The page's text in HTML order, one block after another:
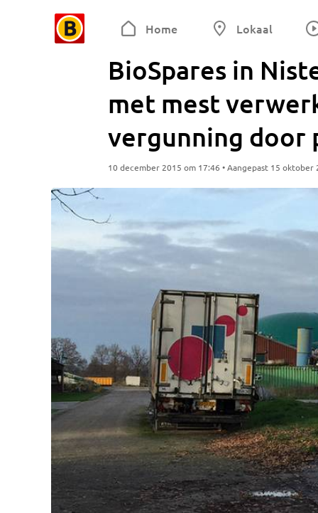
Home Lokaal
BioSpares in
met mest
vergunning door
10 december 2015 om 17:46 • Aangepast 15 oktober